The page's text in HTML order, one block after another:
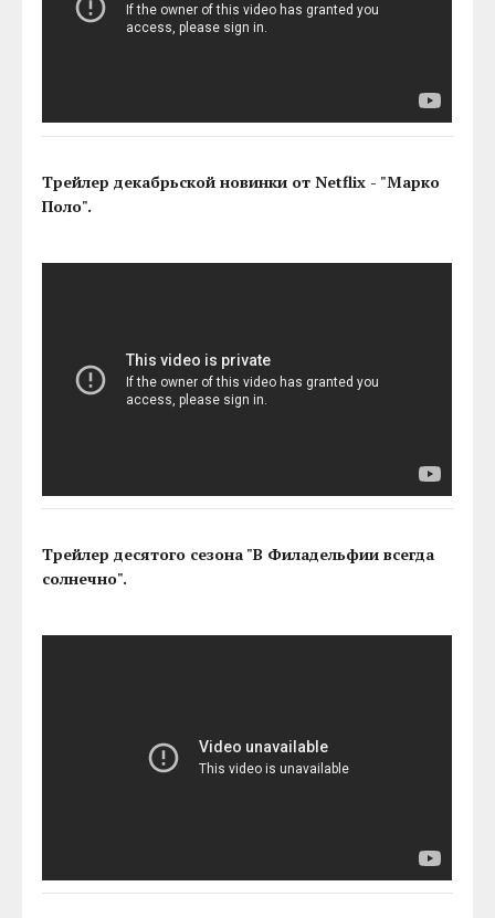
Трейлер декабрьской новинки от Netflix - "Марко
Поло".
Трейлер десятого сезона "В Филадельфии всегда
солнечно".